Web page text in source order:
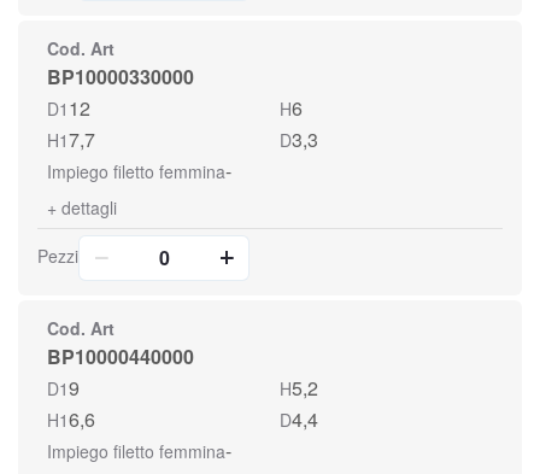
Cod. Art
BP10000330000
D1 12 H6
H17,7 D3,3
Impiego filetto femmina-
+ dettagli
Pezzi
Cod. Art
BP10000440000
D19 H5,2
H16,6 D4,4
Impiego filetto femmina-